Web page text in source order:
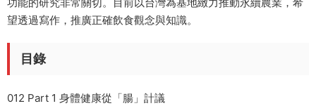
望透過寫作，推廣正確飲食觀念與知識。
目錄
012 Part 1 身體健康從「腸」計議